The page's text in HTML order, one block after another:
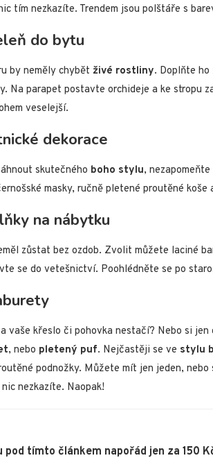
tím nezkazíte. Trendem jsou polštáře s
do bytu
by neměly chybět živé rostliny. Doplňte
Na parapet postavte orchideje a ke stropu
veselejší.
dekorace
skutečného boho stylu,
masky, ručně pletené proutěné
na nábytku
zůstat bez ozdob. Zvolit můžete laciné
se do vetešnictví. Poohlédněte se po
vaše křeslo či pohovka nestačí? Nebo si
, nebo pletený puf. Nejčastěji se ve stylu
podnožky. Můžete mít jen jeden,
nezkazíte. Naopak!
pod tímto článkem napořád jen za 150